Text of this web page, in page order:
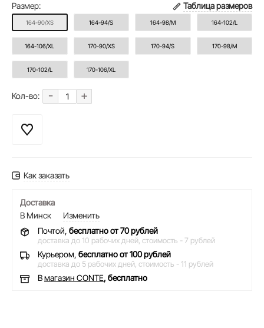
Размер: Таблица размеров
164-90/XS 164-94/S 164-98/M 164-102/L
164-106/XL 170-90/XS 170-94/S 170-98/M
170-102/L 170-106/XL
Кол-во: - +
Как заказать
Доставка
В Минск
Изменить
Почтой, бесплатно от 70 рублей
доставка до 10 рабочих дней, стоимость - 7 рублей
Курьером, бесплатно от 100 рублей
доставка до 5 рабочих дней, стоимость - 11 рублей
Вмагазин CONTE, бесплатно